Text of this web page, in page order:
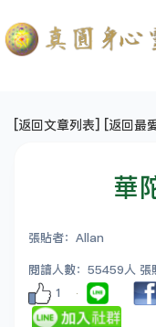
[返回文章列表] [返回最
華
張貼者：Allan
閱讀人數：55459人
1